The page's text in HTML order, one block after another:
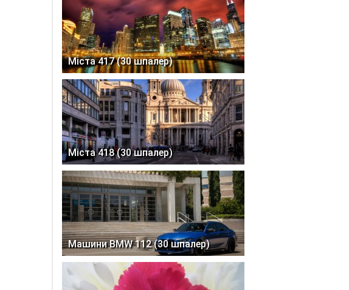
Міста 417 (30 шпалер)
Міста 418 (30 шпалер)
Машини BMW 112 (30 шпалер)